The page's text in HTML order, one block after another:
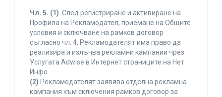
Чл. 5. (1). След регистриране и активиране на
Профила на Рекламодател, приемане на Общите
условия и сключване на рамков договор
съгласно чл. 4, Рекламодателят има право да
реализира и излъчва рекламни кампании чрез
Услугата Adwise в Интернет страниците на Нет
Инфо.
(2) Рекламодателят заявява отделна рекламна
кампания към сключения рамков договор за